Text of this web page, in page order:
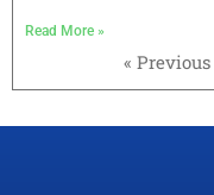
Read More »
« Previous